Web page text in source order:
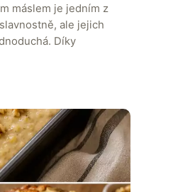
máslem je jedním z
ale jejich
Díky